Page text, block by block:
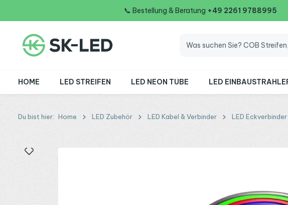
📞 Bestellung & Beratung +49 2261 9788995
HOME LED STREIFEN LED NEON TUBE LED
Du bist hier: Home LED Zubehör LED Kabel & Verbinder LED
Bildergalerie überspringen